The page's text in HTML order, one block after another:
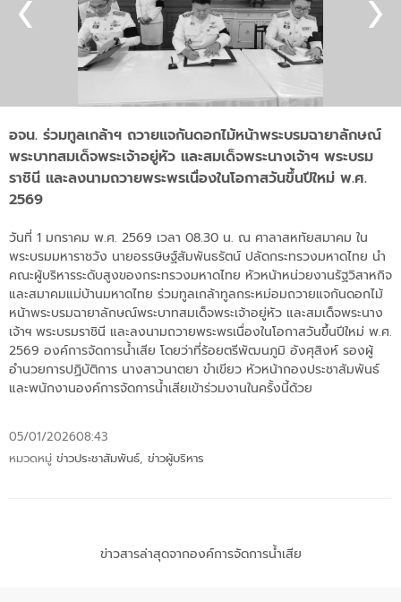
อจน. ร่วมทูลเกล้าฯ ถวายแจกันดอกไม้หน้าพระบรมฉายาลักษณ์
พระบาทสมเด็จพระเจ้าอยู่หัว และสมเด็จพระนางเจ้าฯ พระบรม
ราชินี และลงนามถวายพระพรเนื่องในโอกาสวันขึ้นปีใหม่ พ.ศ.
2569
วันที่ 1 มกราคม พ.ศ. 2569 เวลา 08.30 น. ณ ศาลาสหทัยสมาคม ใน
พระบรมมหาราชวัง นายอรรษิษฐ์สัมพันธรัตน์ ปลัดกระทรวงมหาดไทย นำ
คณะผู้บริหารระดับสูงของกระทรวงมหาดไทย หัวหน้าหน่วยงานรัฐวิสาหกิจ
และสมาคมแม่บ้านมหาดไทย ร่วมทูลเกล้าทูลกระหม่อมถวายแจกันดอกไม้
หน้าพระบรมฉายาลักษณ์พระบาทสมเด็จพระเจ้าอยู่หัว และสมเด็จพระนาง
เจ้าฯ พระบรมราชินี และลงนามถวายพระพรเนื่องในโอกาสวันขึ้นปีใหม่ พ.ศ.
2569 องค์การจัดการน้ำเสีย โดยว่าที่ร้อยตรีพัฒนภูมิ อังศุสิงห์ รองผู้
อำนวยการปฏิบัติการ นางสาวนาตยา ขำเขียว หัวหน้ากองประชาสัมพันธ์
และพนักงานองค์การจัดการน้ำเสียเข้าร่วมงานในครั้งนี้ด้วย
05/01/202608:43
หมวดหมู่ ข่าวประชาสัมพันธ์, ข่าวผู้บริหาร
ข่าวสารล่าสุดจากองค์การจัดการน้ำเสีย